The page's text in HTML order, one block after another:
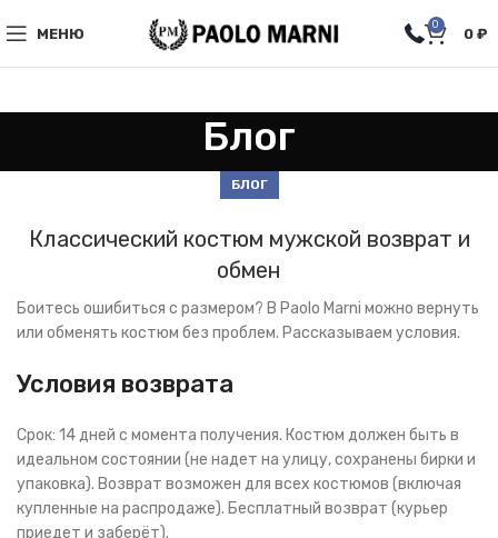
МЕНЮ
0
0 ₽
Блог
БЛОГ
Классический костюм мужской возврат и
обмен
Боитесь ошибиться с размером? В Paolo Marni можно вернуть
или обменять костюм без проблем. Рассказываем условия.
Условия возврата
Срок: 14 дней с момента получения. Костюм должен быть в
идеальном состоянии (не надет на улицу, сохранены бирки и
упаковка). Возврат возможен для всех костюмов (включая
купленные на распродаже). Бесплатный возврат (курьер
приедет и заберёт).